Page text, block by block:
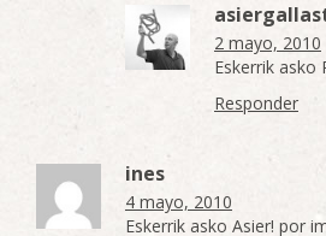
2 mayo, 2010
Eskerrik asko
Responder
ines
4 mayo, 2010
Eskerrik asko Asier! por